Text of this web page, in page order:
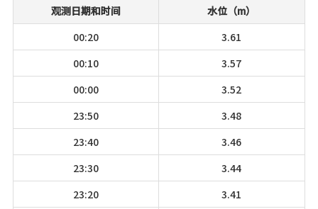
观测日期和时间
水位（m）
00:20
3.61
00:10
3.57
00:00
3.52
23:50
3.48
23:40
3.46
23:30
3.44
23:20
3.41